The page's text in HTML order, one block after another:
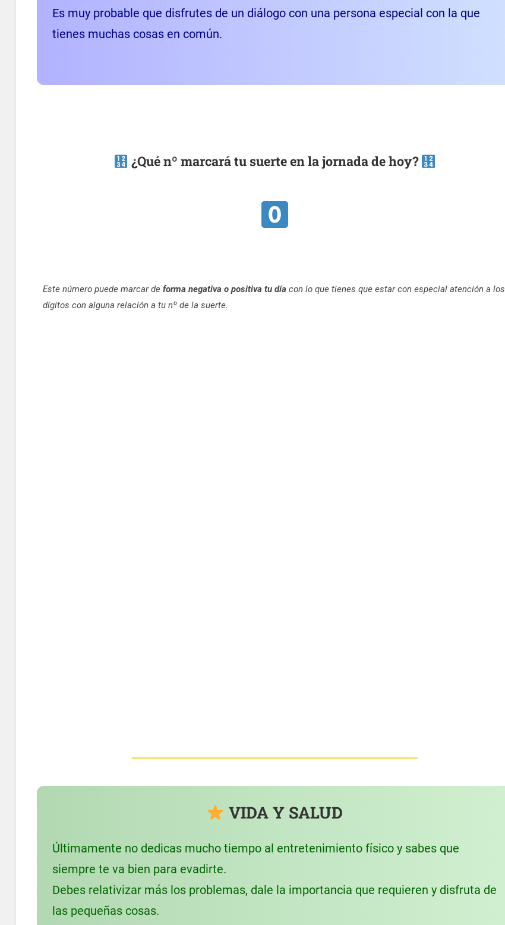
Es muy probable que disfrutes de un diálogo con una persona especial con la que
tienes muchas cosas en común.
¿Qué nº marcará tu suerte en la jornada de hoy?
Este número puede marcar de forma negativa o positiva tu día con lo que tienes que estar con especial atención a los
dígitos con alguna relación a tu nº de la suerte.
VIDA Y SALUD
Últimamente no dedicas mucho tiempo al entretenimiento físico y sabes que
siempre te va bien para evadirte.
Debes relativizar más los problemas, dale la importancia que requieren y disfruta de
las pequeñas cosas.